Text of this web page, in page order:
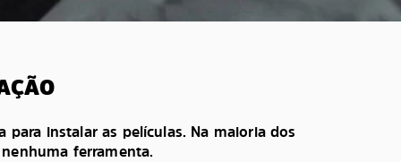
para instalar as películas. Na maioria dos
ferramenta.